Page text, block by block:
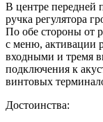
В центре передней
ручка регулятора
По обе стороны от
с меню, активации
входными и тремя
подключения к
винтовых
Достоинства: